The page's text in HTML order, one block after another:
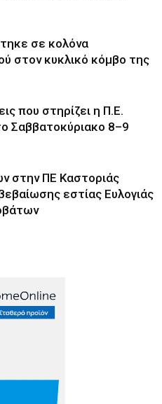
σε κολόνα
στον κυκλικό κόμβο της
που στηρίζει η Π.Ε.
Σαββατοκύριακο 8–9
στην ΠΕ Καστοριάς
εστίας Ευλογιάς